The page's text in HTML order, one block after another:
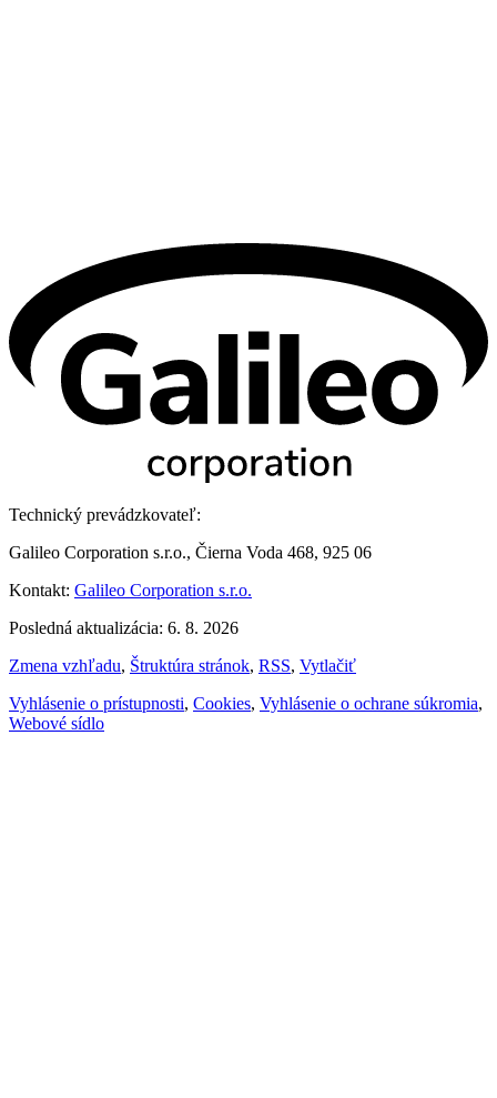
Technický prevádzkovateľ:
Galileo Corporation s.r.o., Čierna Voda 468, 925 06
Kontakt: Galileo Corporation s.r.o.
Posledná aktualizácia: 6. 8. 2026
Zmena vzhľadu, Štruktúra stránok, RSS, Vytlačiť
Vyhlásenie o prístupnosti, Cookies, Vyhlásenie o ochrane súkromia,
Webové sídlo